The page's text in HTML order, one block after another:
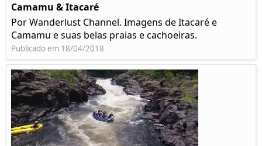
Camamu & Itacaré
Por Wanderlust Channel. Imagens de Itacaré e
Camamu e suas belas praias e cachoeiras.
Publicado em 18/04/2018